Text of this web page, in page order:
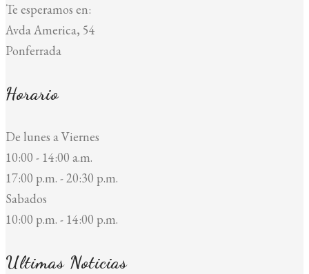
Te esperamos en:
Avda America, 54
Ponferrada
Horario
De lunes a Viernes
10:00 - 14:00 a.m.
17:00 p.m. - 20:30 p.m.
Sabados
10:00 p.m. - 14:00 p.m.
Ultimas Noticias